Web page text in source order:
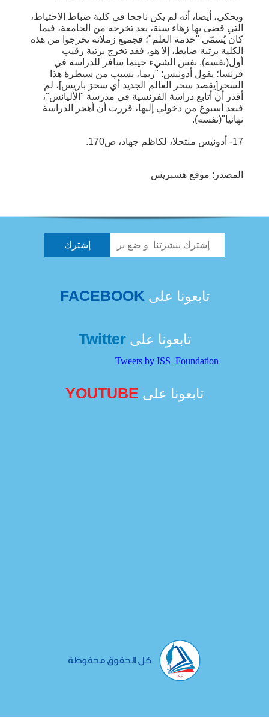
ويحكي، أيضا، أنه لم يكن ناجحا في كلية ضباط الاحتياط،
التي قضى بها زهاء سنة، بعد تخرجه من الجامعة، فيما
كان يُسمّى "خدمة العلم"؛ فجميع زملائه تخرجوا من هذه
الكلية برتبة ضابط، إلا هو، فقد تخرج برتبة رقيب
أول(نفسه). نفس الشيء حينما سافر للدراسة في
فرنسا؛ يقول أدونيس: "ربما، بسبب من سيطرة هذا
السحر[يقصد سحر العالم الجديد أي سحرَ باريس]، لم
أقدر أن أتابع دراسة الفرنسية في مدرسة "الأليانس"،
فبعد أسبوع من دخولي إليها، قررت أن أهجر الدراسة
نهائيا"(نفسه).
17- أدونيس منتحلا، لكاظم جهاد، ص170.
المصدر: موقع هسبريس
تابعونا على FACEBOOK
تابعونا علىTwitter
Tweets by ISS_Foundation
تابعونا على YOUTUBE